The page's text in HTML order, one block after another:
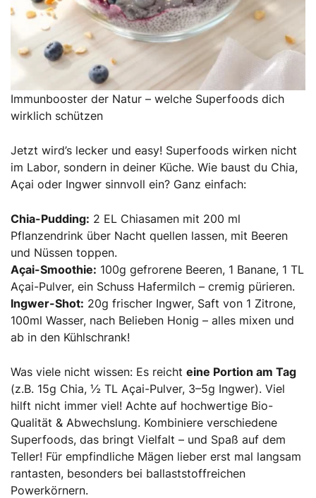
Immunbooster der Natur – welche Superfoods dich
wirklich schützen
Jetzt wird’s lecker und easy! Superfoods wirken nicht
im Labor, sondern in deiner Küche. Wie baust du Chia,
Açai oder Ingwer sinnvoll ein? Ganz einfach:
Chia-Pudding: 2 EL Chiasamen mit 200 ml
Pflanzendrink über Nacht quellen lassen, mit Beeren
und Nüssen toppen.
Açai-Smoothie: 100g gefrorene Beeren, 1 Banane, 1 TL
Açai-Pulver, ein Schuss Hafermilch – cremig pürieren.
Ingwer-Shot: 20g frischer Ingwer, Saft von 1 Zitrone,
100ml Wasser, nach Belieben Honig – alles mixen und
ab in den Kühlschrank!
Was viele nicht wissen: Es reicht eine Portion am Tag
(z.B. 15g Chia, ½ TL Açai-Pulver, 3–5g Ingwer). Viel
hilft nicht immer viel! Achte auf hochwertige Bio-
Qualität & Abwechslung. Kombiniere verschiedene
Superfoods, das bringt Vielfalt – und Spaß auf dem
Teller! Für empfindliche Mägen lieber erst mal langsam
rantasten, besonders bei ballaststoffreichen
Powerkörnern.